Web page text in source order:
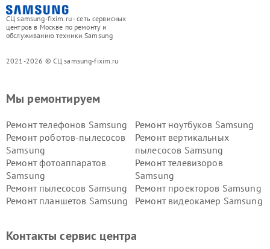
СЦ samsung-fixim.ru - сеть сервисных
центров в Москве по ремонту и
обслуживанию техники Samsung
2021-2026 © СЦ samsung-fixim.ru
Мы ремонтируем
Ремонт телефонов Samsung
Ремонт ноутбуков Samsung
Ремонт роботов-пылесосов
Samsung
Ремонт вертикальных
пылесосов Samsung
Ремонт фотоаппаратов
Samsung
Ремонт телевизоров
Samsung
Ремонт пылесосов Samsung
Ремонт проекторов Samsung
Ремонт планшетов Samsung
Ремонт видеокамер Samsung
Контакты сервис центра